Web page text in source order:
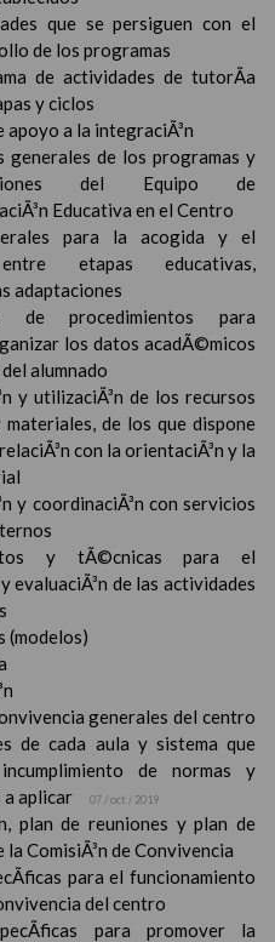
que se persiguen con el
de los programas
de actividades de tutorÃ­a
y ciclos
apoyo a la integraciÃ³n
generales de los programas y
del Equipo de
Educativa en el Centro
para la acogida y el
etapas educativas,
adaptaciones
de procedimientos para
los datos acadÃ©micos
alumnado
y utilizaciÃ³n de los recursos
materiales, de los que dispone
con la orientaciÃ³n y la
y coordinaciÃ³n con servicios
y tÃ©cnicas para el
evaluaciÃ³n de las actividades
(modelos)
generales del centro
de cada aula y sistema que
de normas y
aplicar
07 / oct / 2019
plan de reuniones y plan de
la ComisiÃ³n de Convivencia
para el funcionamiento
del centro
para promover la